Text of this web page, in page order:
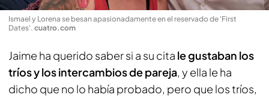
Ismael y Lorena se besan apasionadamente en el reservado de 'First
Dates'. cuatro.com
Jaime ha querido saber si a su cita le gustaban los
tríos y los intercambios de pareja, y ella le ha
dicho que no lo había probado, pero que los tríos,